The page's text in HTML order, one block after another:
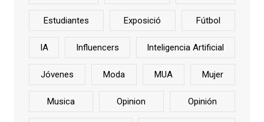
Estudiantes Exposició Fútbol
IA Influencers Inteligencia Artificial
Jóvenes Moda MUA Mujer
Musica Opinion Opinión